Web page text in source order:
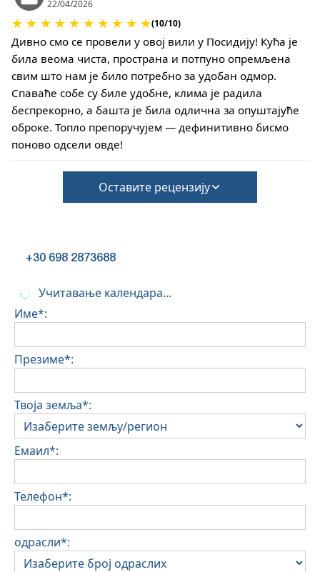
штете током пријаве
Међутим, одјава се може завршити тек након
прегледа општег стања куће
Кућни љубимци нису дозвољени
22/04/2026
★ ★ ★ ★ ★ ★ ★ ★ ★ ★(10/10)
Дивно смо се провели у овој вили у Посидију! Кућа је
била веома чиста, пространа и потпуно опремљена
свим што нам је било потребно за удобан одмор.
Спаваће собе су биле удобне, клима је радила
беспрекорно, а башта је била одлична за опуштајуће
оброке. Топло препоручујем — дефинитивно бисмо
поново одсели овде!
Оставите рецензију
+30 698 2873688
Учитавање календара...
Име*:
Презиме*:
Твоја земља*:
Емаил*:
Телефон*:
одрасли*: